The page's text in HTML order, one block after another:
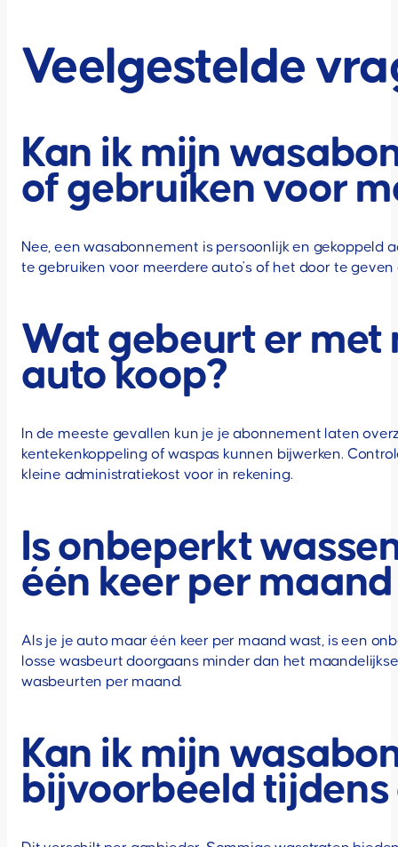
Veelgestelde
Kan ik mijn
of gebruiken voor
Nee, een wasabonnement is persoonlijk en
te gebruiken voor meerdere auto's of het door te
Wat gebeurt er met
auto koop?
In de meeste gevallen kun je je abonnement laten
kentekenkoppeling of waspas kunnen bijwerken.
kleine administratiekost voor in rekening.
Is onbeperkt
één keer per
Als je je auto maar één keer per maand wast, is een
losse wasbeurt doorgaans minder dan het
wasbeurten per maand.
Kan ik mijn
bijvoorbeeld